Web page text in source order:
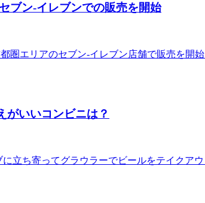
ブン-イレブンでの販売を開始
圏エリアのセブン-イレブン店舗で販売を開
がいいコンビニは？
立ち寄ってグラウラーでビールをテイクア